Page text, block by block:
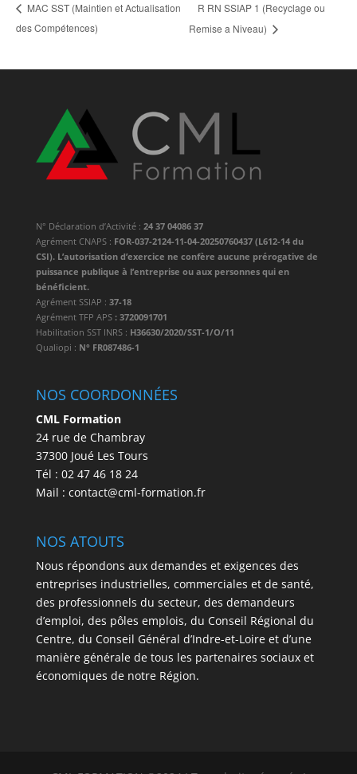
MAC SST (Maintien et Actualisation
des Compétences)
R RN SSIAP 1 (Recyclage ou
Remise a Niveau)
N° Déclaration d’Activité : 24 37 04086 37
Agrément CNAPS : FOR-037-2124-11-04-20250760437 (L612-14 du
CSI). L’autorisation d’exercice ne confère aucune prérogative de
puissance publique à l’entreprise ou aux personnes qui en
bénéficient.
Agrément SSIAP : 37-18
Agrément TFP APS: 3720091701
Habilitation SST INRS : H36630/2020/SST-1/O/11
Qualiopi : N° FR087486-1
NOS COORDONNÉES
CML Formation
24 rue de Chambray
37300 Joué Les Tours
Tél : 02 47 46 18 24
Mail : contact@cml-formation.fr
NOS ATOUTS
Nous répondons aux demandes et exigences des
entreprises industrielles, commerciales et de santé,
des professionnels du secteur, des demandeurs
d’emploi, des pôles emplois, du Conseil Régional du
Centre, du Conseil Général d’Indre-et-Loire et d’une
manière générale de tous les partenaires sociaux et
économiques de notre Région.